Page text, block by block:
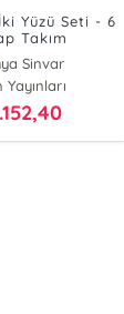
Yüzü Seti - 6
Takım
Sinvar
Yayınları